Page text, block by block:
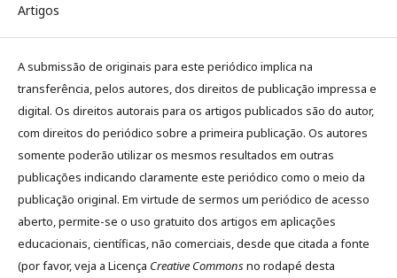
Artigos
A submissão de originais para este periódico implica na
transferência, pelos autores, dos direitos de publicação impressa e
digital. Os direitos autorais para os artigos publicados são do autor,
com direitos do periódico sobre a primeira publicação. Os autores
somente poderão utilizar os mesmos resultados em outras
publicações indicando claramente este periódico como o meio da
publicação original. Em virtude de sermos um periódico de acesso
aberto, permite-se o uso gratuito dos artigos em aplicações
educacionais, científicas, não comerciais, desde que citada a fonte
(por favor, veja a Licença Creative Commonsno rodapé desta